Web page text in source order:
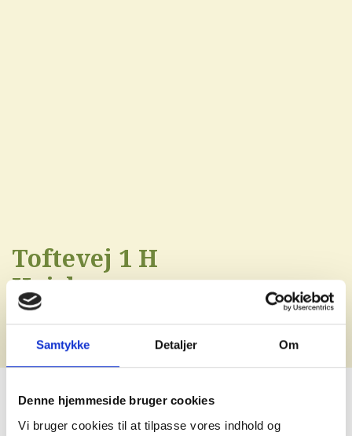
Samtykke Detaljer Om
Denne hjemmeside bruger cookies
Vi bruger cookies til at tilpasse vores indhold og
Toftevej 1 H
Højslev